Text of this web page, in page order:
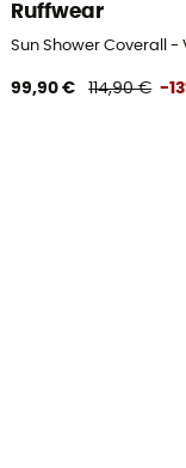
Ruffwear
Sun Shower Coverall -
99,90 € 114,90 € -